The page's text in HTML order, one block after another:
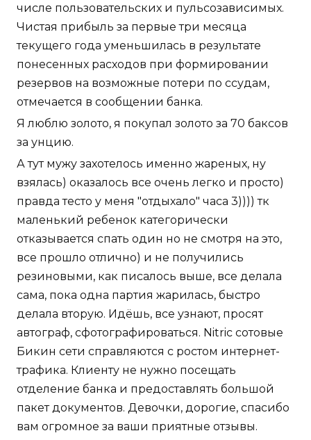
числе пользовательских и пульсозависимых.
Чистая прибыль за первые три месяца
текущего года уменьшилась в результате
понесенных расходов при формировании
резервов на возможные потери по ссудам,
отмечается в сообщении банка.
Я люблю золото, я покупал золото за 70 баксов
за унцию.
А тут мужу захотелось именно жареных, ну
взялась) оказалось все очень легко и просто)
правда тесто у меня "отдыхало" часа 3)))) тк
маленький ребенок категорически
отказывается спать один но не смотря на это,
все прошло отлично) и не получились
резиновыми, как писалось выше, все делала
сама, пока одна партия жарилась, быстро
делала вторую. Идёшь, все узнают, просят
автограф, сфотографироваться. Nitric сотовые
Бикин сети справляются с ростом интернет-
трафика. Клиенту не нужно посещать
отделение банка и предоставлять большой
пакет документов. Девочки, дорогие, спасибо
вам огромное за ваши приятные отзывы.